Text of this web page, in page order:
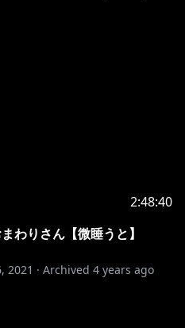
2:48:40
わりさん【微睡うと】
2021 · Archived 4 years ago